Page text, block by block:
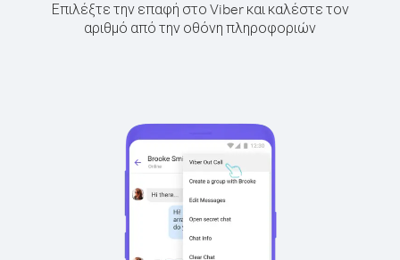
Επιλέξτε την επαφή στο Viber και καλέστε τον
αριθμό από την οθόνη πληροφοριών